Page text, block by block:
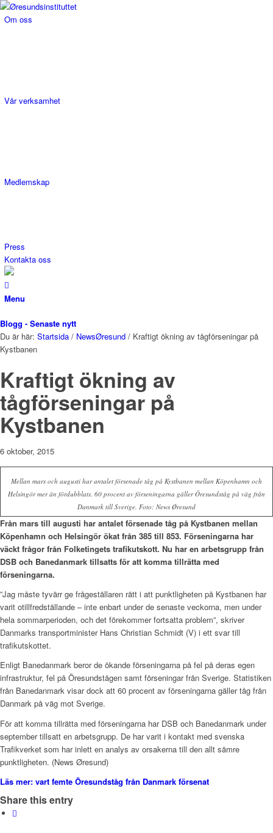
Om oss
Vår verksamhet
Medlemskap
Press
Kontakta oss
Menu
Blogg - Senaste nytt
Du är här: Startsida / NewsØresund / Kraftigt ökning av tågförseningar på
Kystbanen
Kraftigt ökning av
tågförseningar på
Kystbanen
6 oktober, 2015
Mellan mars och augusti har antalet försenade tåg på Kystbanen mellan Köpenhamn och
Helsingör mer än fördubblats. 60 procent av förseningarna gäller Öresundståg på väg från
Danmark till Sverige. Foto: News Øresund
Från mars till augusti har antalet försenade tåg på Kystbanen mellan
Köpenhamn och Helsingör ökat från 385 till 853. Förseningarna har
väckt frågor från Folketingets trafikutskott. Nu har en arbetsgrupp från
DSB och Banedanmark tillsatts för att komma tillrätta med
förseningarna.
”Jag måste tyvärr ge frågeställaren rätt i att punktligheten på Kystbanen har
varit otillfredställande – inte enbart under de senaste veckorna, men under
hela sommarperioden, och det förekommer fortsatta problem”, skriver
Danmarks transportminister Hans Christian Schmidt (V) i ett svar till
trafikutskottet.
Enligt Banedanmark beror de ökande förseningarna på fel på deras egen
infrastruktur, fel på Öresundstågen samt förseningar från Sverige. Statistiken
från Banedanmark visar dock att 60 procent av förseningarna gäller tåg från
Danmark på väg mot Sverige.
För att komma tillrätta med förseningarna har DSB och Banedanmark under
september tillsatt en arbetsgrupp. De har varit i kontakt med svenska
Trafikverket som har inlett en analys av orsakerna till den allt sämre
punktligheten. (News Øresund)
Läs mer: vart femte Öresundståg från Danmark försenat
Share this entry